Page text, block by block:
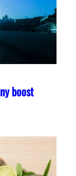
boost